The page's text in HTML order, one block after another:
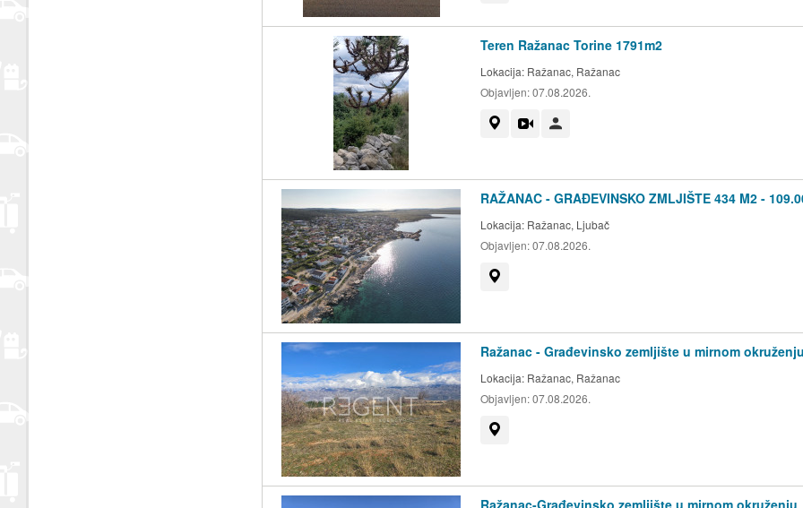
Teren Ražanac Torine 1791m2
Lokacija: Ražanac, Ražanac
Objavljen:07.08.2026.
RAŽANAC - GRAĐEVINSKO ZMLJIŠTE 434 M2 -
Lokacija: Ražanac, Ljubač
Objavljen:07.08.2026.
Ražanac - Građevinsko zemljište u mirnom okruženju
Lokacija: Ražanac, Ražanac
Objavljen:07.08.2026.